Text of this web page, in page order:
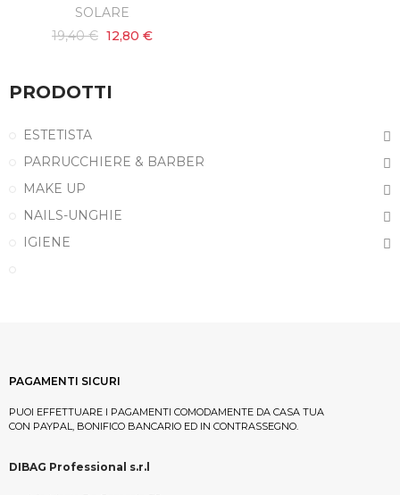
SOLARE
19,40 € 12,80 €
PRODOTTI
ESTETISTA
PARRUCCHIERE & BARBER
MAKE UP
NAILS-UNGHIE
IGIENE
PAGAMENTI SICURI
PUOI EFFETTUARE I PAGAMENTI COMODAMENTE DA CASA TUA
CON PAYPAL, BONIFICO BANCARIO ED IN CONTRASSEGNO.
DIBAG Professional s.r.l